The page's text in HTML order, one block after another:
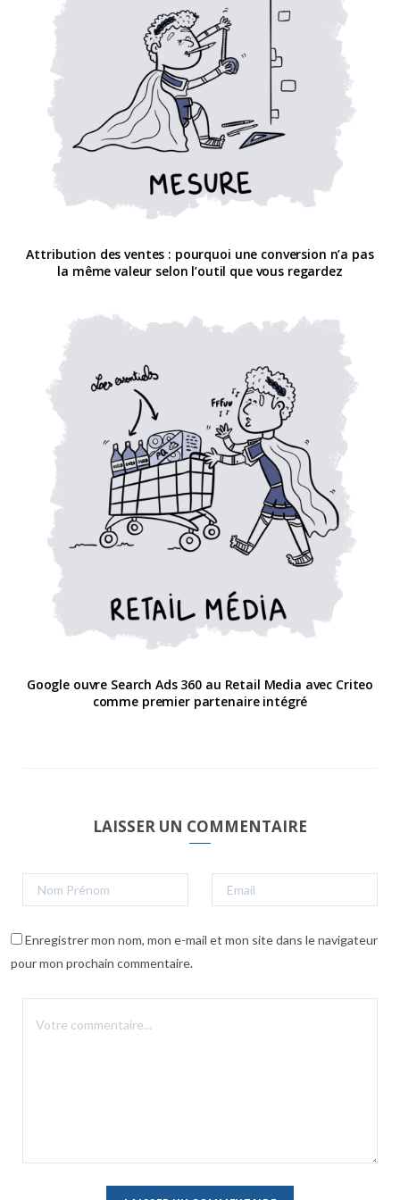
Attribution des ventes : pourquoi une conversion n’a pas
la même valeur selon l’outil que vous regardez
Google ouvre Search Ads 360 au Retail Media avec Criteo
comme premier partenaire intégré
LAISSER UN COMMENTAIRE
Enregistrer mon nom, mon e-mail et mon site dans le navigateur
pour mon prochain commentaire.